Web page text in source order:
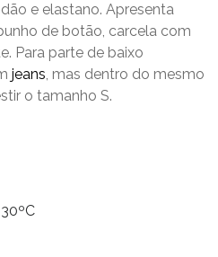
e elastano. Apresenta
de botão, carcela com
Para parte de baixo
jeans, mas dentro do mesmo
o tamanho S.